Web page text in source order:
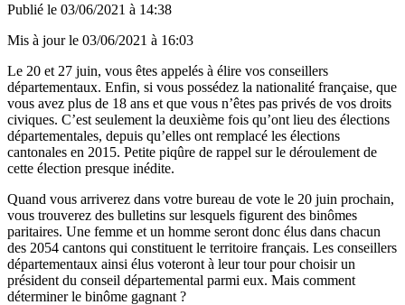
Publié le 03/06/2021 à 14:38
Mis à jour le 03/06/2021 à 16:03
Le 20 et 27 juin, vous êtes appelés à élire vos conseillers
départementaux. Enfin, si vous possédez la nationalité française, que
vous avez plus de 18 ans et que vous n’êtes pas privés de vos droits
civiques. C’est seulement la deuxième fois qu’ont lieu des élections
départementales, depuis qu’elles ont remplacé les élections
cantonales en 2015. Petite piqûre de rappel sur le déroulement de
cette élection presque inédite.
Quand vous arriverez dans votre bureau de vote le 20 juin prochain,
vous trouverez des bulletins sur lesquels figurent des binômes
paritaires. Une femme et un homme seront donc élus dans chacun
des 2054 cantons qui constituent le territoire français. Les conseillers
départementaux ainsi élus voteront à leur tour pour choisir un
président du conseil départemental parmi eux. Mais comment
déterminer le binôme gagnant ?